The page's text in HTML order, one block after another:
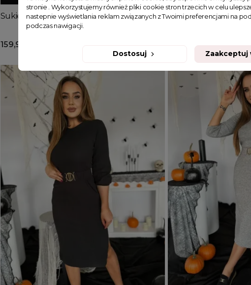
Sukienka sweterkowa Sheron czarna
159,90 zł
Sukienka
stronie . Wykorzystujemy również pliki cookie stron trzecich w celu
nastepnie wyświetlania reklam związanych z Twoimi preferencjami na
podczas nawigacji.
Dostosuj Zaakceptuj